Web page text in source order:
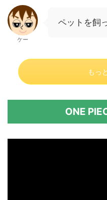
ケー
ペットを飼
もっ
ONE